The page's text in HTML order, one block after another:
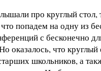
про круглый стол,
попадем на одну из
с бесконечно
оказалось, что круглый
школьников, а